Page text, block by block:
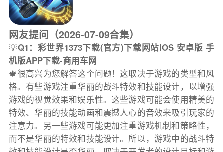
网友提问（2026-07-09合集）
💡Q1：彩世界1373下载(官方)下载网站IOS 安卓版 手
机版APP下载-商用车网
🍁很高兴为您解答这个问题！这取决于游戏的类型和风
格。有些游戏注重华丽的战斗特效和技能设计，以增强
游戏的视觉效果和娱乐性。这些游戏可能会使用精美的
特效、华丽的技能动画和震撼人心的音效来吸引玩家的
注意力。另一些游戏可能更加注重游戏机制和策略性，
而不是华丽的特效和技能设计。所以，游戏中的战斗特